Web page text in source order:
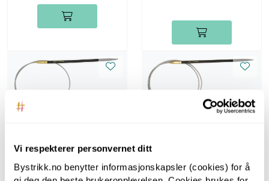
Vi respekterer personvernet ditt
Bystrikk.no benytter informasjonskapsler (cookies) for å
Lantern Moon, 60 cm,
4.00 mm -
Rundpinner i tre
Lantern Moon, 80 cm,
Rundpinner i tre